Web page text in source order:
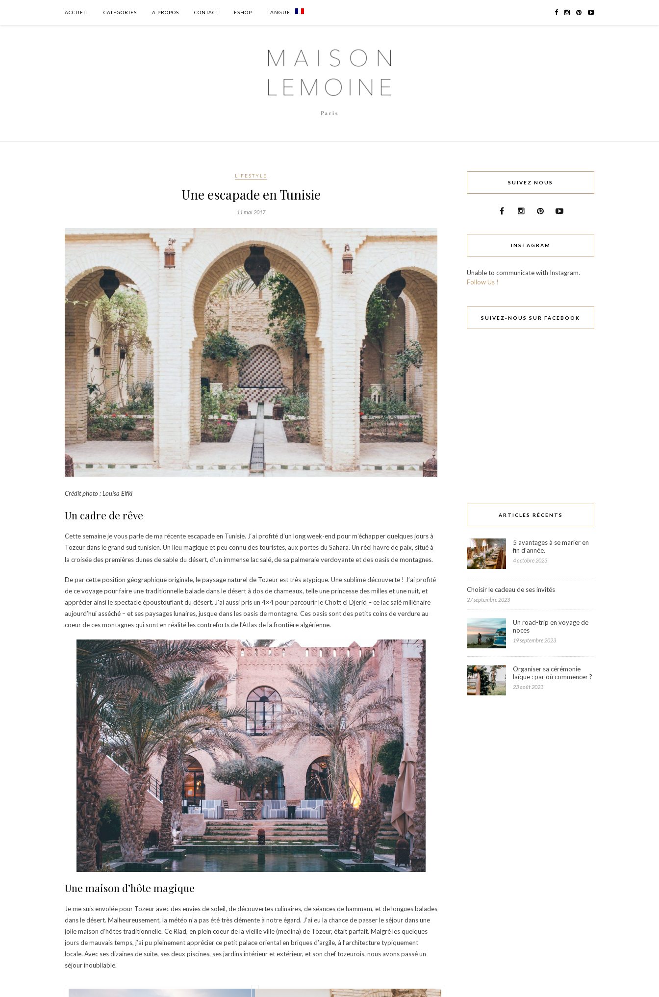
ACCUEIL CATEGORIES A PROPOS CONTACT ESHOP LANGUE :
LIFESTYLE
Une escapade en Tunisie
11 mai 2017
Crédit photo : Louisa Elfki
Un cadre de rêve
Cette semaine je vous parle de ma récente escapade en Tunisie. J‘ai profitéd’un long week-end pour m’échapper quelques jours à
Tozeur dans le grand sud tunisien. Un lieu magique et peu connu des touristes, aux portes du Sahara. Un réel havre de paix, situé à
la croisée des premières dunes de sable du désert, d’un immense lac salé de sa palmeraie verdoyante et des oasis de montagnes.
De par cette position géographique originale, le paysage naturel de Tozeur est très atypique. Une sublime découverte ! J’ai profité
de ce voyage pour faire une traditionnelle balade dans le désert à dos de chameaux, telle une princesse des milles et une nuit, et
apprécier ainsi le spectacle époustouflant du désert. J’ai aussi pris un 4×4 pour parcourirleChott el Djerid – ce lac salé millénaire
aujourd’hui asséché – et ses paysages lunaires, jusque dans les oasis de montagne. Ces oasis sont des petits coins de verdure au
coeur de ces montagnes qui sont en réalité les contreforts de l’Atlas de la frontière algérienne.
Une maison d’hôte magique
Je me suis envolée pour Tozeur avec des envies de soleil, de découvertes culinaires, de séances de hammam, et de longues balades
dans le désert. Malheureusement, la météo n’a pas été très clémente à notre égard. J’ai eu la chance de passer le séjour dans une
jolie maison d’hôtes traditionnelle. Ce Riad, en plein coeur de la vieille ville (medina) de Tozeur, était parfait. Malgré les quelques
jours de mauvais temps, j’ai pu pleinement apprécier ce petit palace oriental en briques d’argile, à l’architecture typiquement
locale. Avec ses dizaines de suite, ses deux piscines, ses jardins intérieur et extérieur, et son chef tozeurois, nous avons passé un
séjour inoubliable.
SUIVEZ NOUS
INSTAGRAM
Unable to communicate with Instagram.
Follow Us !
SUIVEZ-NOUS SUR FACEBOOK
ARTICLES RÉCENTS
5 avantages à se marier en
fin d’année.
4 octobre 2023
Choisir le cadeau de ses invités
27 septembre 2023
Un road-trip en voyage de
noces
19 septembre 2023
Organiser sa cérémonie
laïque : par où commencer ?
23 août 2023